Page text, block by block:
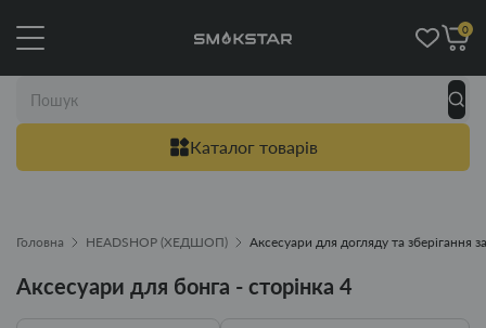
Каталог товарів
0
Головна HEADSHOP (ХЕДШОП) Аксесуари для догляду та зберігання
Аксесуари для бонга - сторінка 4